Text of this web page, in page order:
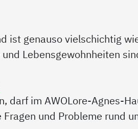
ist genauso vielschichtig
Lebensgewohnheiten
darf im AWOLore-Agnes-
und Probleme rund